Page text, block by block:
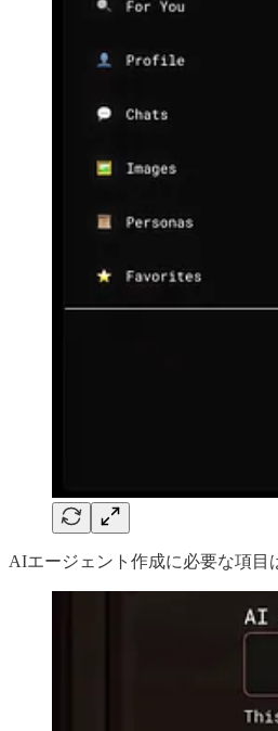
AIエージェント作成に必要な項目